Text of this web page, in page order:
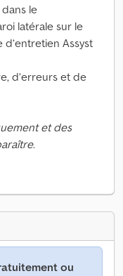
le
latérale sur le
Assyst
d’erreurs et de
et des
ou